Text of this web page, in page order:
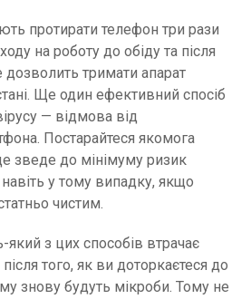
протирати телефон три рази
на роботу до обіду та після
тримати апарат
Ще один ефективний спосіб
— відмова від
Постарайтеся якомога
зведе до мінімуму ризик
у тому випадку, якщо
чистим.
який з цих способів втрачає
того, як ви доторкаєтеся до
знову будуть мікроби. Тому не